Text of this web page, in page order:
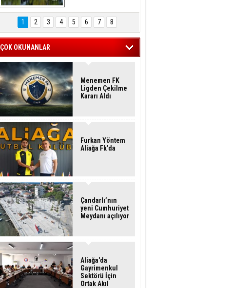
Hasan Eser'in
Objektifinden
1 2 3 4 5 6 7 8
ÇOK OKUNANLAR
Menemen FK
Ligden Çekilme
Kararı Aldı
Furkan Yöntem
Aliağa Fk’da
Çandarlı’nın
yeni Cumhuriyet
Meydanı açılıyor
Aliağa'da
Gayrimenkul
Sektörü İçin
Ortak Akıl